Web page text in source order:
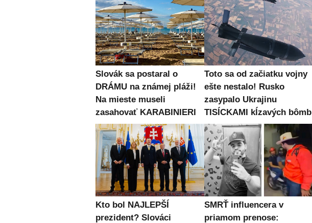
Slovák sa postaral o
DRÁMU na známej pláži!
Na mieste museli
zasahovať KARABINIERI
Toto sa od začiatku vojny
ešte nestalo! Rusko
zasypalo Ukrajinu
TISÍCKAMI kĺzavých bômb
Kto bol NAJLEPŠÍ
prezident? Slováci
SMRŤ influencera v
priamom prenose: